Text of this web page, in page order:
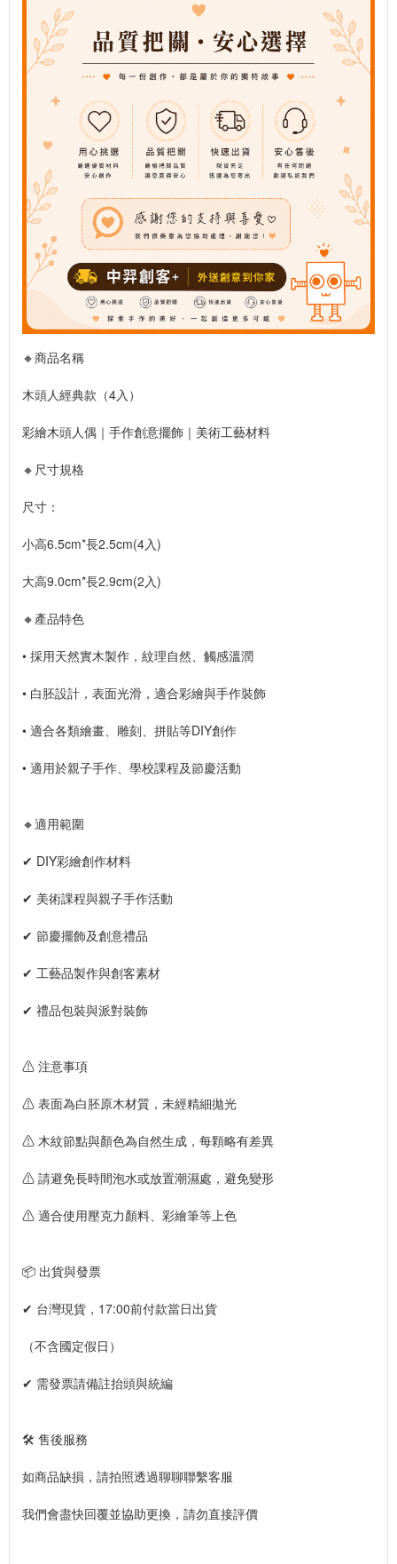
🔸商品名稱
木頭人經典款（4入）
彩繪木頭人偶｜手作創意擺飾｜美術工藝材料
🔸尺寸規格
尺寸：
小高6.5cm*長2.5cm(4入)
大高9.0cm*長2.9cm(2入)
🔸產品特色
• 採用天然實木製作，紋理自然、觸感溫潤
• 白胚設計，表面光滑，適合彩繪與手作裝飾
• 適合各類繪畫、雕刻、拼貼等DIY創作
• 適用於親子手作、學校課程及節慶活動
🔸適用範圍
✔ DIY彩繪創作材料
✔ 美術課程與親子手作活動
✔ 節慶擺飾及創意禮品
✔ 工藝品製作與創客素材
✔ 禮品包裝與派對裝飾
⚠ 注意事項
⚠ 表面為白胚原木材質，未經精細拋光
⚠ 木紋節點與顏色為自然生成，每顆略有差異
⚠ 請避免長時間泡水或放置潮濕處，避免變形
⚠ 適合使用壓克力顏料、彩繪筆等上色
📦 出貨與發票
✔ 台灣現貨，17:00前付款當日出貨
（不含國定假日）
✔ 需發票請備註抬頭與統編
🛠️ 售後服務
如商品缺損，請拍照透過聊聊聯繫客服
我們會盡快回覆並協助更換，請勿直接評價